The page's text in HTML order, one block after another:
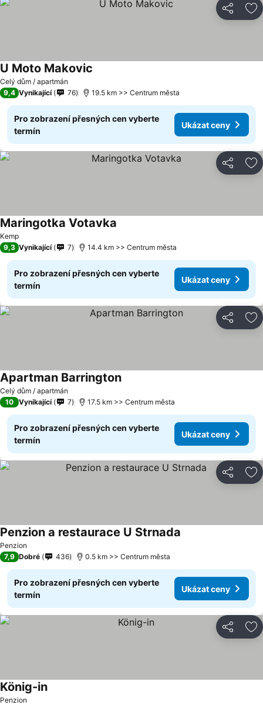
Sdílet
Celý dům / apartmán
U Moto Makovic
9,4 Vynikající 76 19.5 km >> Centrum města
Pro zobrazení přesných cen vyberte
termín
Ukázat ceny
Sdílet
Kemp
Maringotka Votavka
9,3 Vynikající 7 14.4 km >> Centrum města
Pro zobrazení přesných cen vyberte
termín
Ukázat ceny
Sdílet
Celý dům / apartmán
Apartman Barrington
10 Vynikající 7 17.5 km >> Centrum města
Pro zobrazení přesných cen vyberte
termín
Ukázat ceny
Sdílet
Penzion
Penzion a restaurace U Strnada
7,9 Dobré 436 0.5 km >> Centrum města
Pro zobrazení přesných cen vyberte
termín
Ukázat ceny
Sdílet
Penzion
König-in